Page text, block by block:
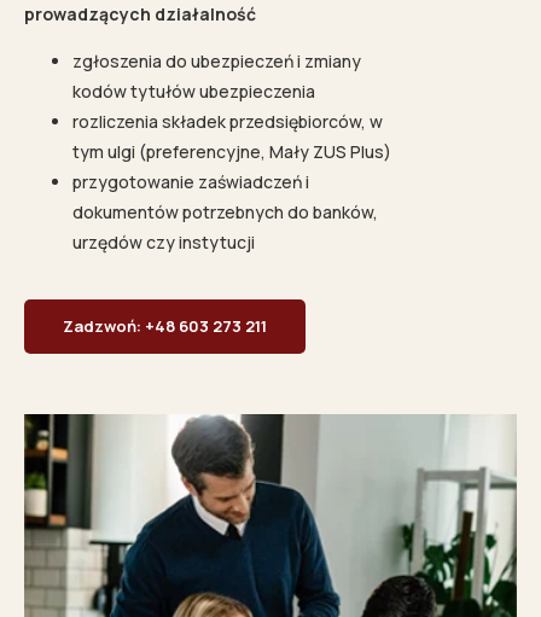
prowadzących działalność
zgłoszenia do ubezpieczeń i zmiany
kodów tytułów ubezpieczenia
rozliczenia składek przedsiębiorców, w
tym ulgi (preferencyjne, Mały ZUS Plus)
przygotowanie zaświadczeń i
dokumentów potrzebnych do banków,
urzędów czy instytucji
Zadzwoń: +48 603 273 211